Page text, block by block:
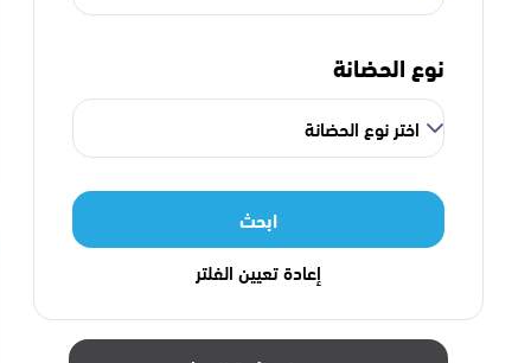
نوع الحضانة
اختر نوع الحضانة
ابحث
إعادة تعيين الفلتر